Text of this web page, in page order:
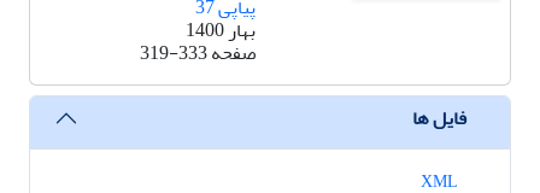
پیاپی 37
بهار 1400
صفحه319-333
فایل ها